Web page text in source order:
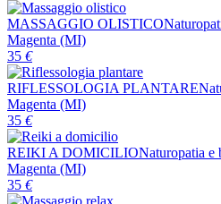
MASSAGGIO OLISTICO
Magenta (MI)
35 €
RIFLESSOLOGIA PLANTARE
Magenta (MI)
35 €
REIKI A DOMICILIONaturopatia e
Magenta (MI)
35 €